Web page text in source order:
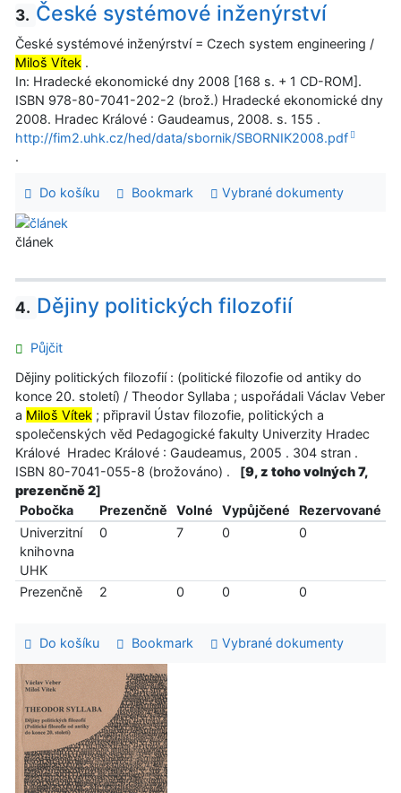
3. České systémové inženýrství
České systémové inženýrství = Czech system engineering /
Miloš Vítek .
In: Hradecké ekonomické dny 2008 [168 s. + 1 CD-ROM].
ISBN 978-80-7041-202-2 (brož.) Hradecké ekonomické dny
2008. Hradec Králové : Gaudeamus, 2008. s. 155 .
http://fim2.uhk.cz/hed/data/sbornik/SBORNIK2008.pdf
.
Do košíku Bookmark Vybrané dokumenty
článek
4. Dějiny politických filozofií
Půjčit
Dějiny politických filozofií : (politické filozofie od antiky do
konce 20. století) / Theodor Syllaba ; uspořádali Václav Veber
a Miloš Vítek ; připravil Ústav filozofie, politických a
společenských věd Pedagogické fakulty Univerzity Hradec
Králové Hradec Králové : Gaudeamus, 2005 . 304 stran .
ISBN 80-7041-055-8 (brožováno) .
[9, z toho volných 7,
prezenčně 2]
Pobočka
Prezenčně Volné Vypůjčené
Rezervované
Univerzitní
knihovna
UHK
0 7 0 0
Prezenčně 2 0 0 0
Do košíku Bookmark Vybrané dokumenty